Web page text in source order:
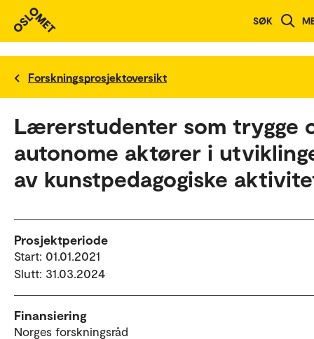
SØK
Forskningsprosjektoversikt
Lærerstudenter som trygge
autonome aktører i
av kunstpedagogiske
Prosjektperiode
Start: 01.01.2021
Slutt: 31.03.2024
Finansiering
Norges forskningsråd